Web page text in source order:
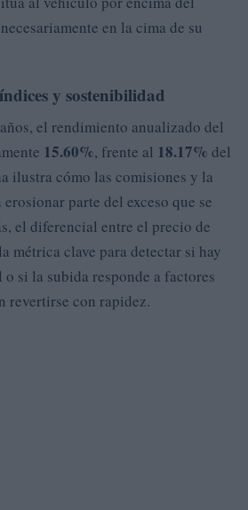
en la cima de su
y sostenibilidad
el rendimiento anualizado del
15.60%, frente al 18.17% del
ilustra cómo las comisiones y la
parte del exceso que se
el diferencial entre el precio de
métrica clave para detectar si hay
si la subida responde a factores
revertirse con rapidez.